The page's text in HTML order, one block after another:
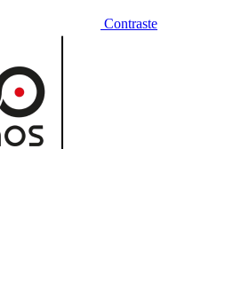
Contraste